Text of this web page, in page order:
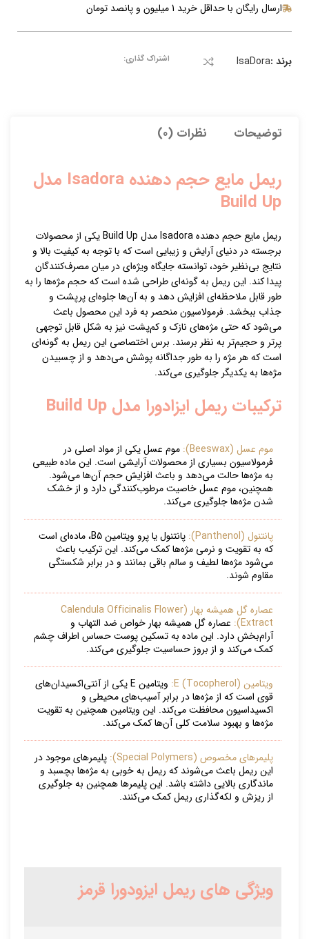
ارسال رایگان با حداقل خرید 1 میلیون و پانصد تومان
برند :IsaDora اشتراک گذاری:
توضیحات نظرات (0)
ریمل مایع حجم دهنده Isadora مدل
Build Up
ریمل مایع حجم دهنده Isadora مدل Build Up یکی از محصولات
برجسته در دنیای آرایش و زیبایی است که با توجه به کیفیت بالا و
نتایج بی‌نظیر خود، توانسته جایگاه ویژه‌ای در میان مصرف‌کنندگان
پیدا کند. این ریمل به گونه‌ای طراحی شده است که حجم مژه‌ها را به
طور قابل ملاحظه‌ای افزایش دهد و به آن‌ها جلوه‌ای پرپشت و
جذاب ببخشد. فرمولاسیون منحصر به فرد این محصول باعث
می‌شود که حتی مژه‌های نازک و کم‌پشت نیز به شکل قابل توجهی
پرتر و حجیم‌تر به نظر برسند. برس اختصاصی این ریمل به گونه‌ای
است که هر مژه را به طور جداگانه پوشش می‌دهد و از چسبیدن
مژه‌ها به یکدیگر جلوگیری می‌کند.
ترکیبات ریمل ایزادورا مدل Build Up
موم عسل (Beeswax):
موم عسل یکی از مواد اصلی در
فرمولاسیون بسیاری از محصولات آرایشی است. این ماده طبیعی
به مژه‌ها حالت می‌دهد و باعث افزایش حجم آن‌ها می‌شود.
همچنین، موم عسل خاصیت مرطوب‌کنندگی دارد و از خشک
شدن مژه‌ها جلوگیری می‌کند.
پانتنول (Panthenol):
پانتنول یا پرو ویتامین B5، ماده‌ای است
که به تقویت و نرمی مژه‌ها کمک می‌کند. این ترکیب باعث
می‌شود مژه‌ها لطیف و سالم باقی بمانند و در برابر شکستگی
مقاوم شوند.
عصاره گل همیشه بهار (Calendula Officinalis Flower
Extract):
عصاره گل همیشه بهار خواص ضد التهاب و
آرام‌بخش دارد. این ماده به تسکین پوست حساس اطراف چشم
کمک می‌کند و از بروز حساسیت جلوگیری می‌کند.
ویتامین E (Tocopherol):
ویتامین E یکی از آنتی‌اکسیدان‌های
قوی است که از مژه‌ها در برابر آسیب‌های محیطی و
اکسیداسیون محافظت می‌کند. این ویتامین همچنین به تقویت
مژه‌ها و بهبود سلامت کلی آن‌ها کمک می‌کند.
پلیمرهای مخصوص (Special Polymers):
پلیمرهای موجود در
این ریمل باعث می‌شوند که ریمل به خوبی به مژه‌ها بچسبد و
ماندگاری بالایی داشته باشد. این پلیمرها همچنین به جلوگیری
از ریزش و لکه‌گذاری ریمل کمک می‌کنند.
ویژگی های ریمل ایزودورا قرمز